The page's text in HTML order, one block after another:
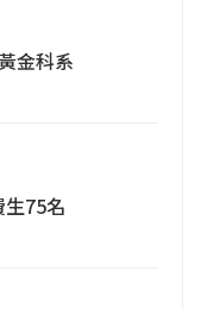
金科系
生75名